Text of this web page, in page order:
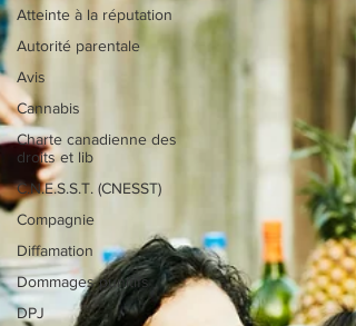
Atteinte à la réputation
Autorité parentale
Avis
Cannabis
Charte canadienne des
droits et lib
C.N.E.S.S.T. (CNESST)
Compagnie
Diffamation
Dommages punitifs
DPJ